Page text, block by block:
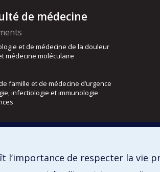
de médecine
et de médecine de la douleur
médecine moléculaire
famille et de médecine d’urgence
infectiologie et immunologie
et audiologie
l’importance de respecter la vie